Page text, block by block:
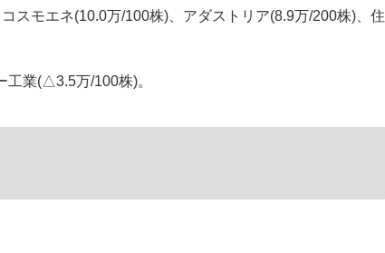
スモエネ(10.0万/100株)、アダストリア(8.9万/200株)、住
業(△3.5万/100株)。